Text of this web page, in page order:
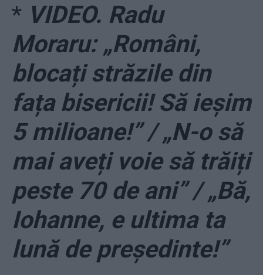
* VIDEO. Radu
Moraru: „Români,
blocați străzile din
fața bisericii! Să ieșim
5 milioane!” / „N-o să
mai aveți voie să trăiți
peste 70 de ani” / „Bă,
Iohanne, e ultima ta
lună de președinte!”